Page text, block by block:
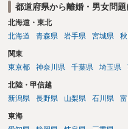
都道府県から離婚・男女問
北海道・東北
北海道
青森県 岩手県 宮城県
関東
東京都
神奈川県 千葉県 埼玉県
北陸・甲信越
新潟県
長野県 山梨県 石川県
東海